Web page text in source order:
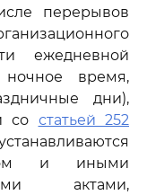
перерывов
ежедневной
время,
дни),
со статьей 252
и иными
актами,